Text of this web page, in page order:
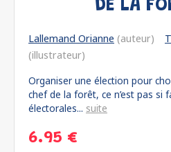
DE LA
Lallemand Orianne (auteur)
(illustrateur)
Organiser une élection pour
chef de la forêt, ce n’est pas si
électorales... suite
6.95 €